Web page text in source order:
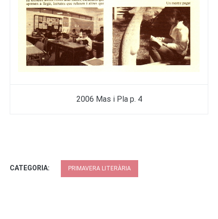
2006 Mas i Pla p. 4
CATEGORIA: PRIMAVERA LITERÀRIA